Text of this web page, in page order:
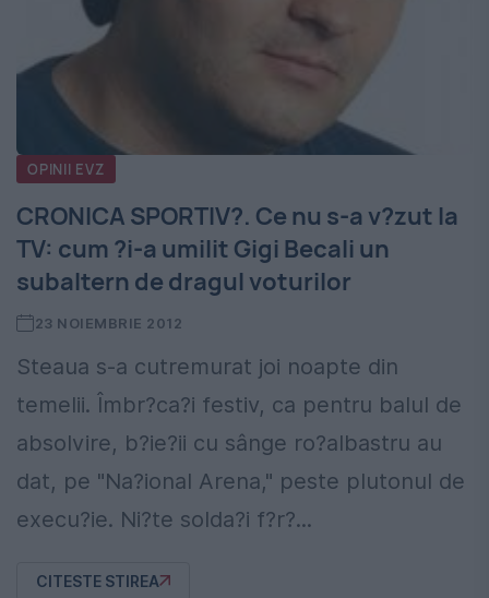
OPINII EVZ
CRONICA SPORTIV?. Ce nu s-a v?zut la
TV: cum ?i-a umilit Gigi Becali un
subaltern de dragul voturilor
23 NOIEMBRIE 2012
Steaua s-a cutremurat joi noapte din
temelii. Îmbr?ca?i festiv, ca pentru balul de
absolvire, b?ie?ii cu sânge ro?albastru au
dat, pe "Na?ional Arena," peste plutonul de
execu?ie. Ni?te solda?i f?r?...
CITESTE STIREA